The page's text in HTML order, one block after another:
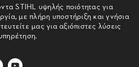
STIHL υψηλής ποιότητας για
με πλήρη υποστήριξη και γνήσια
μας για αξιόπιστες λύσεις